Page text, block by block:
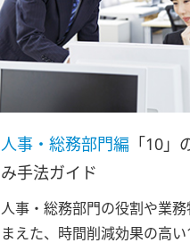
人事・総務部門編 「10」
み手法ガイド
人事・総務部門の役割や業
まえた、時間削減効果の高い